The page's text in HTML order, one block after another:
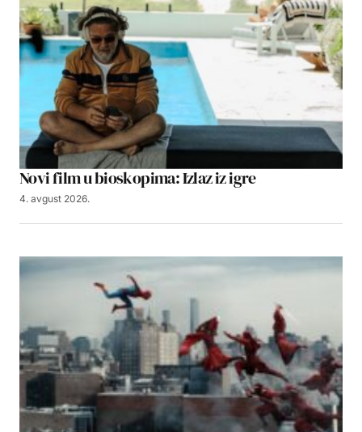
Novi film u bioskopima: Izlaz iz igre
4. avgust 2026.